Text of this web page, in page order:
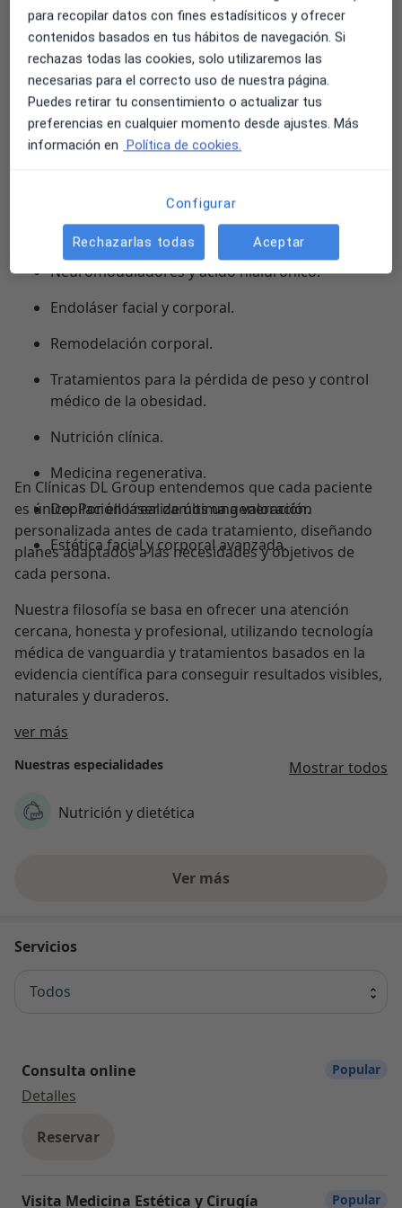
Nacemos de la evolución deDepilife España, una
marca ampliamente reconocida en el sector de la
depilación láser y la estética. Hoy damos un paso más
para convertirnos enClínicas DL Group, ampliando
nuestra oferta hacia una medicina estética integral
donde la salud, la belleza y el bienestar trabajan de la
Entre nuestros tratamientos destacan:
Medicina estética facial y corporal.
Neuromoduladores y ácido hialurónico.
Endoláser facial y corporal.
Remodelación corporal.
Tratamientos para la pérdida de peso y control
médico de la obesidad.
Nutrición clínica.
Medicina regenerativa.
Depilación láser de última generación.
Estética facial y corporal avanzada.
En Clínicas DL Group entendemos que cada paciente
es único. Por ello realizamos una valoración
personalizada antes de cada tratamiento, diseñando
planes adaptados a las necesidades y objetivos de
cada persona.
Nuestra filosofía se basa en ofrecer una atención
cercana, honesta y profesional, utilizando tecnología
médica de vanguardia y tratamientos basados en la
evidencia científica para conseguir resultados visibles,
naturales y duraderos.
ver más
Nuestras especialidades Mostrar todos
Nutrición y dietética
Ver más
Servicios
Todos
Consulta online
Detalles
Reservar
Popular
Visita Medicina Estética y Cirugía Popular
para recopilar datos con fines estadísiticos y ofrecer
contenidos basados en tus hábitos de navegación. Si
rechazas todas las cookies, solo utilizaremos las
necesarias para el correcto uso de nuestra página.
Puedes retirar tu consentimiento o actualizar tus
preferencias en cualquier momento desde ajustes. Más
información en Política de cookies.
Configurar
Rechazarlas todas Aceptar